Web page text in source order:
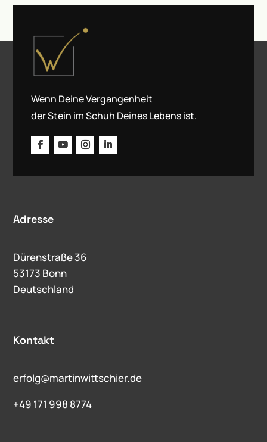
Wenn Deine Vergangenheit
der Stein im Schuh Deines Lebens ist.
Adresse
Dürenstraße 36
53173 Bonn
Deutschland
Kontakt
erfolg@martinwittschier.de
+49 171 998 8774